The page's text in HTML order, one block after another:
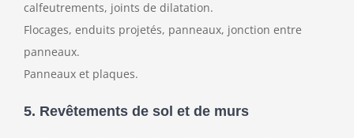
calfeutrements, joints de dilatation.
Flocages, enduits projetés, panneaux, jonction entre
panneaux.
Panneaux et plaques.
5. Revêtements de sol et de murs